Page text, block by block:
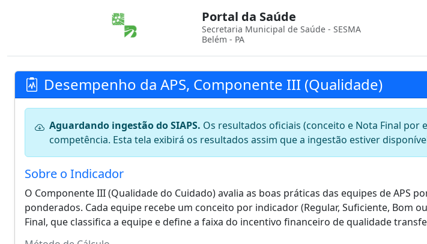
Portal da Saúde
Secretaria Municipal de Saúde - SESMA
Belém - PA
Desempenho da APS, Componente III (Qualidade)
Aguardando ingestão do SIAPS. Os resultados oficiais (conceito e Nota Final por
competência. Esta tela exibirá os resultados assim que a ingestão estiver
Sobre o Indicador
O Componente III (Qualidade do Cuidado) avalia as boas práticas das equipes de APS
ponderados. Cada equipe recebe um conceito por indicador (Regular, Suficiente, Bom
Final, que classifica a equipe e define a faixa do incentivo financeiro de qualidade